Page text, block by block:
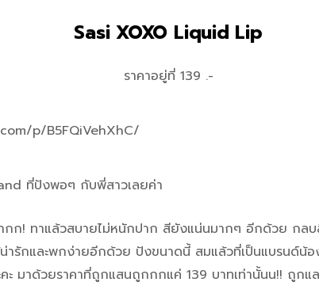
Sasi XOXO Liquid Lip
ราคาอยู่ที่ 139 .-
p/B5FQiVehXhC/
ที่ปังพอๆ กับพี่สาวเลยค่า
กก! ทาแล้วสบายไม่หนักปาก สียังแน่นมากๆ อีกด้วย ก
ารักและพกง่ายอีกด้วย ปังขนาดนี้ สมแล้วที่เป็นแบรนด์น้
คะ มาด้วยราคาที่ถูกแสนถูกกกแค่ 139 บาทเท่านั้นน!! ถูก